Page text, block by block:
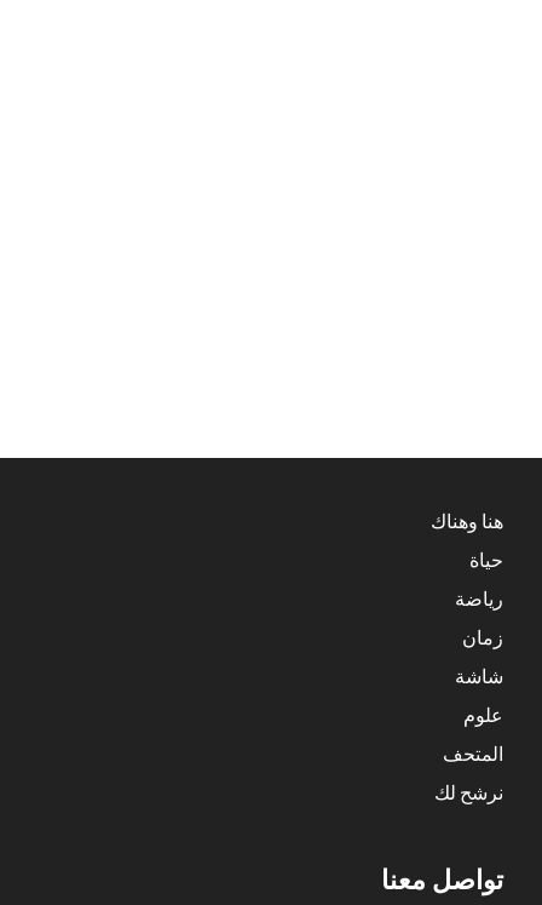
هنا وهناك
حياة
رياضة
زمان
شاشة
علوم
المتحف
نرشح لك
تواصل معنا